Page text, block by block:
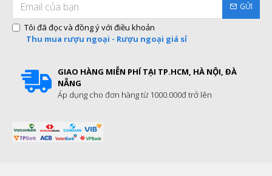
GỬI
Tôi đã đọc và đồng ý với điều khoản
Thu mua rượu ngoại - Rượu ngoại giá sỉ
GIAO HÀNG MIỄN PHÍ TẠI TP.HCM, HÀ NỘI, ĐÀ
NẴNG
Áp dụng cho đơn hàng từ 1000.000đ trở lên